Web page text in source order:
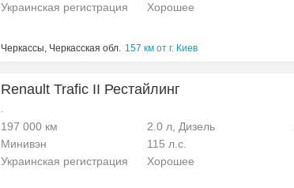
Украинская регистрация
Хорошее
Черкассы, Черкасская обл. 157 км от г. Киев
Renault Trafic II Рестайлинг
.
197 000 км 2.0 л, Дизель
Минивэн
115 л.с.
Украинская регистрация
Хорошее